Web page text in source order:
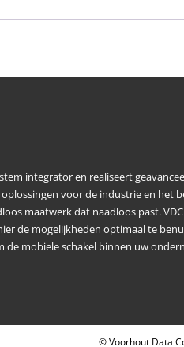
integrator en realiseert
voor de industrie en het
maatwerk dat naadloos past.
de mogelijkheden optimaal te
de mobiele schakel binnen uw
© Voorhout Data